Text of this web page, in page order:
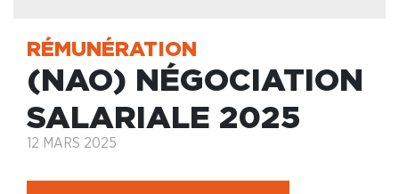
RÉMUNÉRATION
(NAO) NÉGOCIATION
SALARIALE 2025
12 MARS 2025